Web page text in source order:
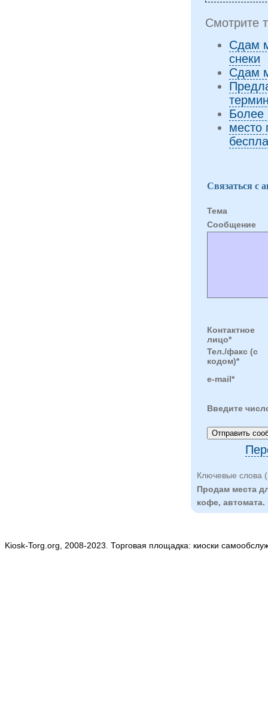
Смотрите
Сдам
снеки
Сдам
Более
место
Связаться с
Тема
Cообщение
Контактное
лицо*
Тел./факс (с
кодом)*
e-mail*
Введите
Ключевые слова
Продам места
кофе,
Kiosk-Torg.org, 2008-2023. Торговая площадка: киоски